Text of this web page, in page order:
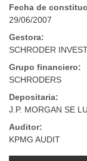
Fecha de
29/06/2007
Gestora:
SCHRODER
Grupo financiero:
SCHRODERS
Depositaria:
J.P. MORGAN SE
Auditor:
KPMG AUDIT